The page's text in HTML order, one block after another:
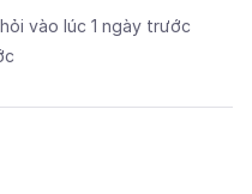
vào lúc 1 ngày trước